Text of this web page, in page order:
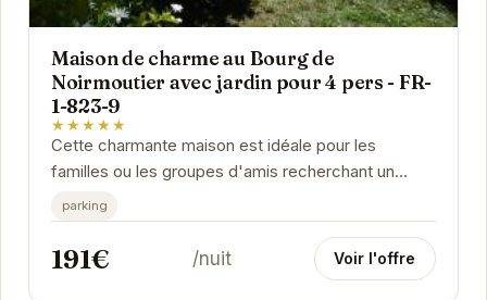
Maison de charme au Bourg de
Noirmoutier avec jardin pour 4 pers - FR-
1-823-9
★★★★★
Cette charmante maison est idéale pour les
familles ou les groupes d'amis recherchant un
séjour tranquille à Noirmoutier. Le jardin offre un...
parking
191€ /nuit Voir l'offre